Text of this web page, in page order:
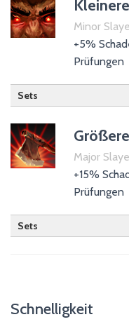
Minor
+5%
Prüfungen
Sets
Major
+15%
Prüfungen
Sets
Schnelligkeit